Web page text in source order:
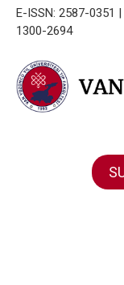
E-ISSN: 2587-0351 |
1300-2694